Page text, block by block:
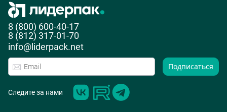
8 (800) 600-40-17
8 (812) 317-01-70
info@liderpack.net
Подписаться
Следите за нами